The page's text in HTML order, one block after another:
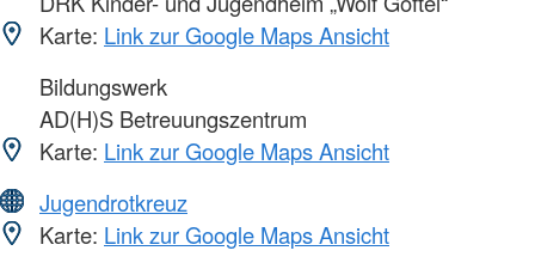
Karte: Link zur Google Maps Ansicht
Bildungswerk
AD(H)S Betreuungszentrum
Karte: Link zur Google Maps Ansicht
Jugendrotkreuz
Karte: Link zur Google Maps Ansicht